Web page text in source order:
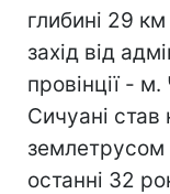
глибині 29
захід від
провінції -
Сичуані
землетрусом
останні 32